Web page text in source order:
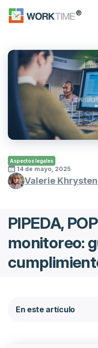
Aspectos legales
14 de mayo, 2025
Valerie
PIPEDA,
monitoreo:
En este artículo